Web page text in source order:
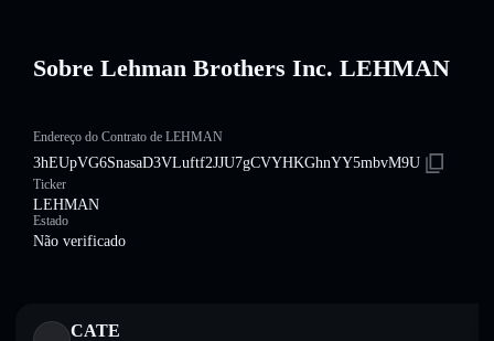
Sobre Lehman Brothers Inc. LEHMAN
Endereço do Contrato de LEHMAN
3hEUpVG6SnasaD3VLuftf2JJU7gCVYHKGhnYY5mbvM9U
Ticker
LEHMAN
Estado
Não verificado
CATE